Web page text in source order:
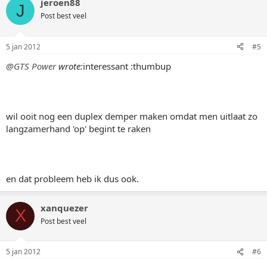
J jeroen88
Post best veel
5 jan 2012 #5
@GTS Powerwrote:interessant :thumbup
wil ooit nog een duplex demper maken omdat men uitlaat zo
langzamerhand 'op' begint te raken
en dat probleem heb ik dus ook.
X xanquezer
Post best veel
5 jan 2012 #6